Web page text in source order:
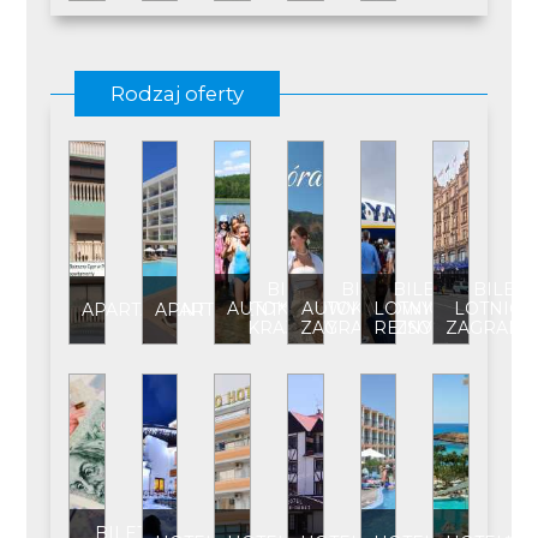
Rodzaj oferty
APARTAMENTAPARTAMENT****
BILET
AUTOKAROWY
KRAJOWY
BILET
AUTOKAROWY
ZAGRANICZNY
BILET
LOTNICZY
REJSOWY
BILET
BILET